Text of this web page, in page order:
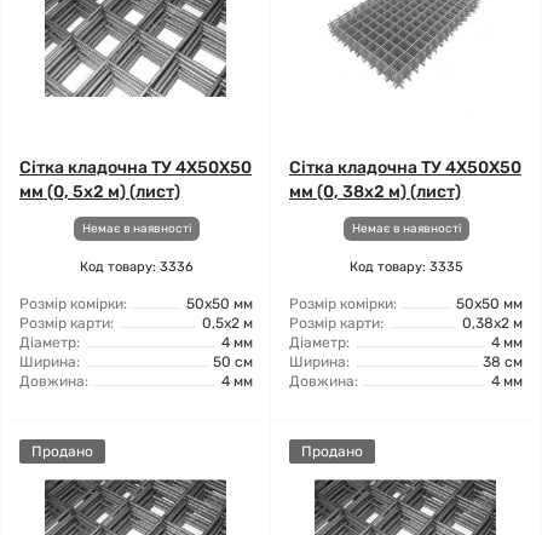
Сітка кладочна ТУ 4X50X50
мм (0, 5x2 м) (лист)
Немає в наявності
Код товару: 3336
Розмір комірки:
50x50 мм
Розмір карти:
0,5x2 м
Діаметр:
4 мм
Ширина:
50 см
Довжина:
4 мм
Сітка кладочна ТУ 4X50X50
мм (0, 38x2 м) (лист)
Немає в наявності
Код товару: 3335
Розмір комірки:
50x50 мм
Розмір карти:
0,38x2 м
Діаметр:
4 мм
Ширина:
38 см
Довжина:
4 мм
Продано Продано